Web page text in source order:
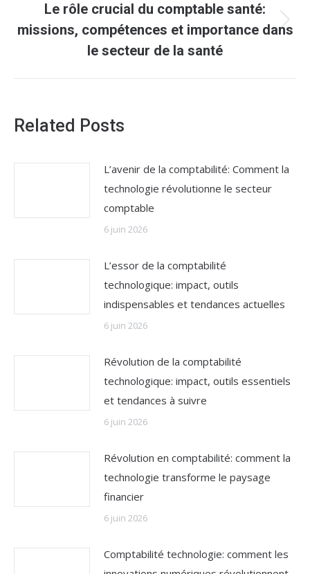
Article
suivant
Le rôle crucial du comptable santé:
missions, compétences et importance dans
le secteur de la santé
Related Posts
L’avenir de la comptabilité: Comment la
technologie révolutionne le secteur
comptable
6 juin 2026
L’essor de la comptabilité
technologique: impact, outils
indispensables et tendances actuelles
6 juin 2026
Révolution de la comptabilité
technologique: impact, outils essentiels
et tendances à suivre
6 juin 2026
Révolution en comptabilité: comment la
technologie transforme le paysage
financier
6 juin 2026
Comptabilité technologie: comment les